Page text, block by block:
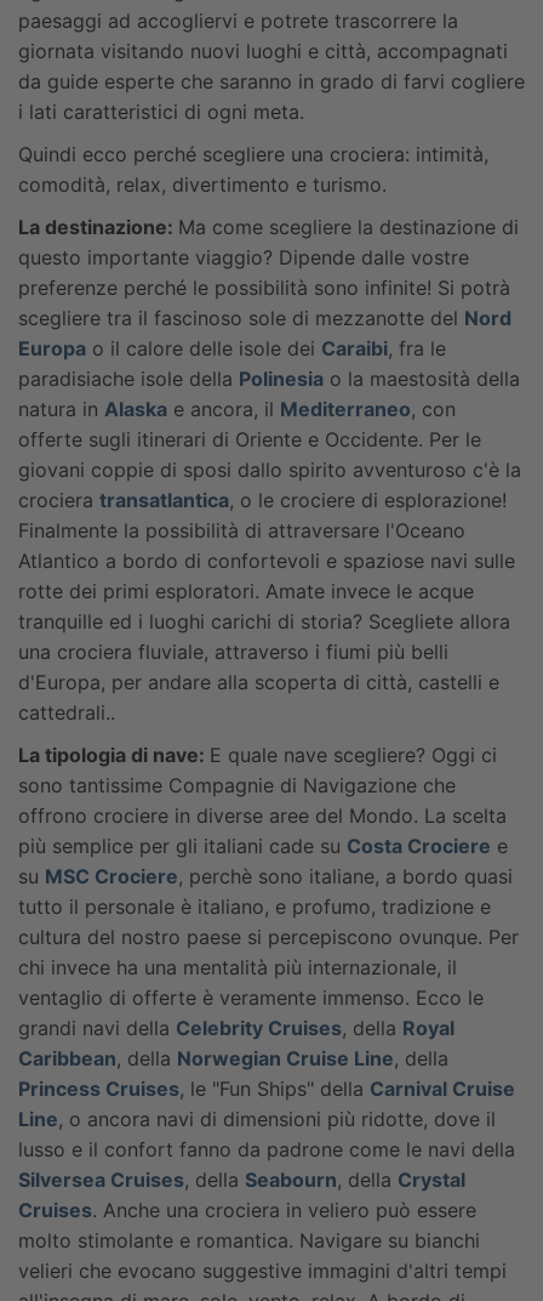
paesaggi ad accogliervi e potrete trascorrere la
giornata visitando nuovi luoghi e città, accompagnati
da guide esperte che saranno in grado di farvi cogliere
i lati caratteristici di ogni meta.
Quindi ecco perché scegliere una crociera: intimità,
comodità, relax, divertimento e turismo.
La destinazione: Ma come scegliere la destinazione di
questo importante viaggio? Dipende dalle vostre
preferenze perché le possibilità sono infinite! Si potrà
scegliere tra il fascinoso sole di mezzanotte del Nord
Europa o il calore delle isole dei Caraibi, fra le
paradisiache isole della Polinesia o la maestosità della
natura in Alaska e ancora, il Mediterraneo, con
offerte sugli itinerari di Oriente e Occidente. Per le
giovani coppie di sposi dallo spirito avventuroso c'è la
crociera transatlantica, o le crociere di esplorazione!
Finalmente la possibilità di attraversare l'Oceano
Atlantico a bordo di confortevoli e spaziose navi sulle
rotte dei primi esploratori. Amate invece le acque
tranquille ed i luoghi carichi di storia? Scegliete allora
una crociera fluviale, attraverso i fiumi più belli
d'Europa, per andare alla scoperta di città, castelli e
cattedrali..
La tipologia di nave: E quale nave scegliere? Oggi ci
sono tantissime Compagnie di Navigazione che
offrono crociere in diverse aree del Mondo. La scelta
più semplice per gli italiani cade su Costa Crociere e
su MSC Crociere, perchè sono italiane, a bordo quasi
tutto il personale è italiano, e profumo, tradizione e
cultura del nostro paese si percepiscono ovunque. Per
chi invece ha una mentalità più internazionale, il
ventaglio di offerte è veramente immenso. Ecco le
grandi navi della Celebrity Cruises, della Royal
Caribbean, della Norwegian Cruise Line, della
Princess Cruises, le "Fun Ships" della Carnival Cruise
Line, o ancora navi di dimensioni più ridotte, dove il
lusso e il confort fanno da padrone come le navi della
Silversea Cruises, della Seabourn, della Crystal
Cruises. Anche una crociera in veliero può essere
molto stimolante e romantica. Navigare su bianchi
velieri che evocano suggestive immagini d'altri tempi